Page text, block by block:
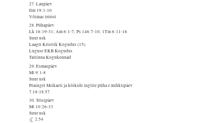
27. Laupäev
Ilm 19:1-10
Võimas trööst
28. Pühapäev
Lk 16:19-31; Am 6:1-7; Ps 146:7-10; 1Tm 6:11-16
Suur usk
Laagri Kristlik Kogudus (15)
Luguse EKB Kogudus
Tallinna Kogukonnad
29. Esmaspäev
Mt 9:1-8
Suur usk
Peaingel Miikaeli ja kõikide inglite püha e mihklipäev
7.18-18.57
30. Teisipäev
Mt 10:26-33
Suur usk
2.54